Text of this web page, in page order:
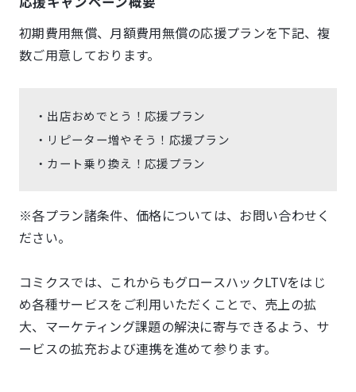
初期費用無償、月額費用無償の応援プランを下記、複
数ご用意しております。
・出店おめでとう！応援プラン
・リピーター増やそう！応援プラン
・カート乗り換え！応援プラン
※各プラン諸条件、価格については、お問い合わせく
ださい。
コミクスでは、これからもグロースハックLTVをはじ
め各種サービスをご利用いただくことで、売上の拡
大、マーケティング課題の解決に寄与できるよう、サ
ービスの拡充および連携を進めて参ります。